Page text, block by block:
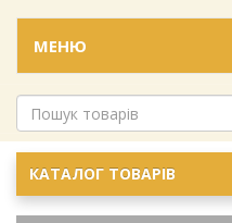
МЕНЮ
КАТАЛОГ ТОВАРІВ